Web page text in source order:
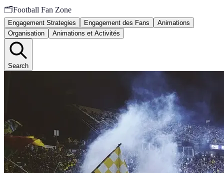
🗂️Football Fan Zone
Engagement Strategies Engagement des Fans
Animations
Organisation
Animations et Activités
Search